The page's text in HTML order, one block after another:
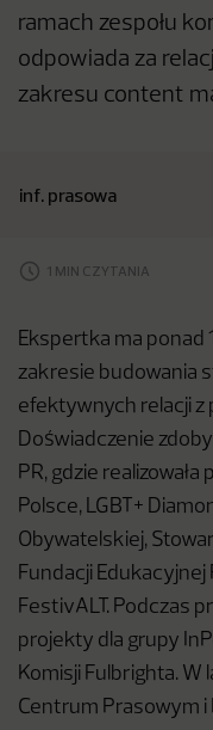
ramach zespołu
odpowiada za
zakresu content
inf. prasowa
1 MIN CZYTANIA
Ekspertka ma
zakresie budowania
efektywnych relacji z
Doświadczenie
PR, gdzie
Polsce, LGBT+
Obywatelskiej,
Fundacji
FestivALT. Podczas
projekty dla grupy
Komisji Fulbrighta. W
Centrum Prasowym i